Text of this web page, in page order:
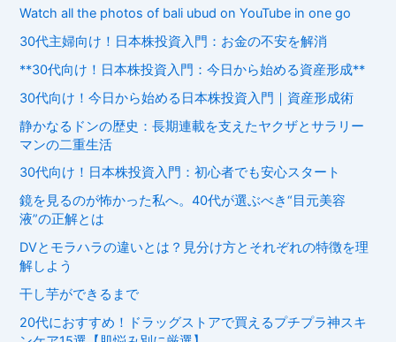
Watch all the photos of bali ubud on YouTube in one go
30代主婦向け！日本株投資入門：お金の不安を解消
**30代向け！日本株投資入門：今日から始める資産形成**
30代向け！今日から始める日本株投資入門｜資産形成術
静かなるドンの歴史：長期連載を支えたヤクザとサラリー
マンの二重生活
30代向け！日本株投資入門：初心者でも安心スタート
鏡を見るのが怖かった私へ。40代が選ぶべき“目元美容
液”の正解とは
DVとモラハラの違いとは？見分け方とそれぞれの特徴を理
解しよう
干し芋ができるまで
20代におすすめ！ドラッグストアで買えるプチプラ神スキ